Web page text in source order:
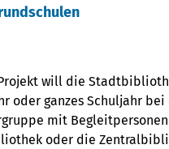
will die
oder ganzes Schuljahr
mit
oder die